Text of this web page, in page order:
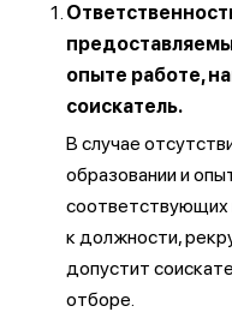
опыте работе,
соискатель.
В случае
образовании и
соответствующих
к должности,
допустит
отборе.